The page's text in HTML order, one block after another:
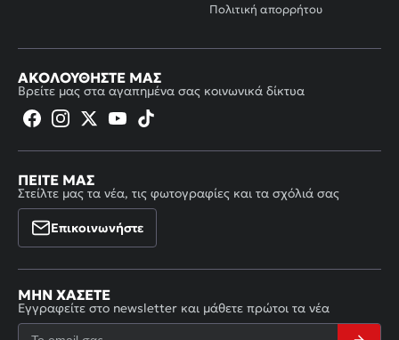
Πολιτική απορρήτου
ΑΚΟΛΟΥΘΉΣΤΕ ΜΑΣ
Βρείτε μας στα αγαπημένα σας κοινωνικά δίκτυα
ΠΕΊΤΕ ΜΑΣ
Στείλτε μας τα νέα, τις φωτογραφίες και τα σχόλιά σας
Επικοινωνήστε
ΜΗΝ ΧΆΣΕΤΕ
Εγγραφείτε στο newsletter και μάθετε πρώτοι τα νέα